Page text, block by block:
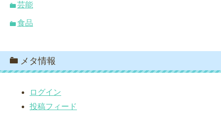
芸能
食品
メタ情報
ログイン
投稿フィード